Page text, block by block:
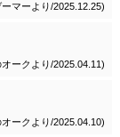
マーより/2025.12.25)
ークより/2025.04.11)
なるのがあるようで
ークより/2025.04.10)